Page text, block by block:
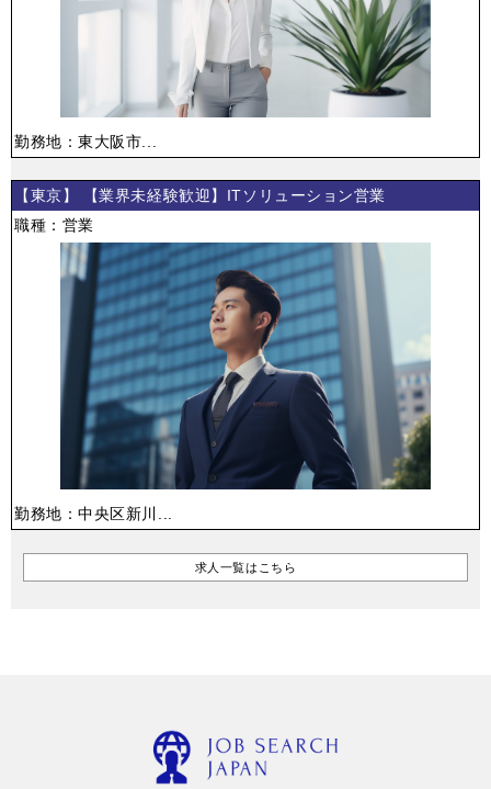
勤務地：東大阪市...
【東京】 【業界未経験歓迎】ITソリューション営業
職種：営業
勤務地：中央区新川...
求人一覧はこちら